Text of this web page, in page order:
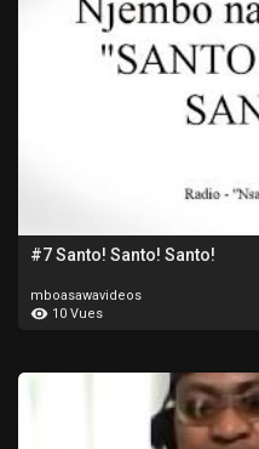
#7 Santo! Santo! Santo!
mboasawavideos
10 Vues